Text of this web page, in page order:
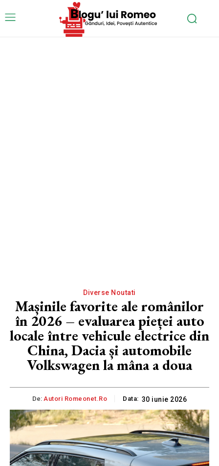
Diverse Noutati
Mașinile favorite ale românilor
în 2026 – evaluarea pieței auto
locale între vehicule electrice din
China, Dacia și automobile
Volkswagen la mâna a doua
De: Autori Romeonet.ro Data: 30 iunie 2026